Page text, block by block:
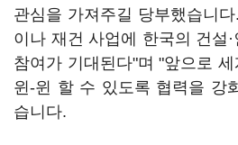
관심을 가져주길 당부했습니
이나 재건 사업에 한국의 건설·
참여가 기대된다"며 "앞으로 세
윈-윈 할 수 있도록 협력을 강
습니다.